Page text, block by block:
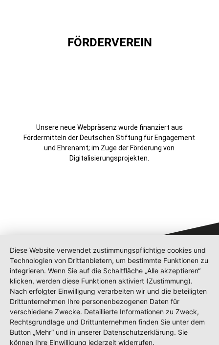
FÖRDERVEREIN
Unsere neue Webpräsenz wurde finanziert aus
Fördermitteln der Deutschen Stiftung für Engagement
und Ehrenamt; im Zuge der Förderung von
Digitalisierungsprojekten.
Shop
Kontakt
Impressum
Diese Website verwendet zustimmungspflichtige cookies und
Technologien von Drittanbietern, um bestimmte Funktionen zu
integrieren. Wenn Sie auf die Schaltfläche „Alle akzeptieren“
klicken, werden diese Funktionen aktiviert (Zustimmung).
Nach erfolgter Einwilligung verarbeiten wir und die beteiligten
Drittunternehmen Ihre personenbezogenen Daten für
verschiedene Zwecke. Detaillierte Informationen zu Zweck,
Rechtsgrundlage und Drittunternehmen finden Sie unter dem
Button „Mehr“ und in unserer Datenschutzerklärung. Sie
können Ihre Einwilligung jederzeit widerrufen.